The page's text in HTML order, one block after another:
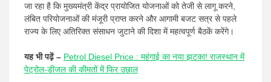
जा रहा है कि मुख्यमंत्री केंद्र प्रायोजित योजनाओं को तेजी से लागू करने,
लंबित परियोजनाओं की मंजूरी प्राप्त करने और आगामी बजट सत्र से पहले
राज्य के लिए अतिरिक्त संसाधन जुटाने की दिशा में महत्वपूर्ण बैठकें करेंगे।
यह भी पढ़ें – Petrol Diesel Price : महंगाई का नया झटका! राजस्थान में
पेट्रोल-डीजल की कीमतों में फिर उछाल